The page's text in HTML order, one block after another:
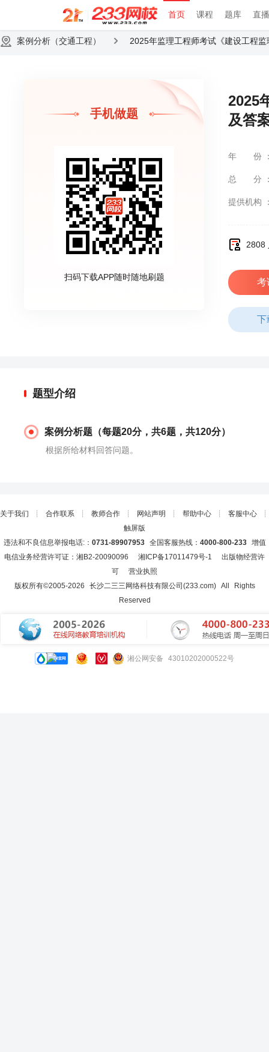
首页 课程 题库 直
案例分析（交通工程） 2025年监理工程师考试《建设工程
手机做题
扫码下载APP随时随地刷题
2025
及答
年份
总分
提供机构
2808
考
下
题型介绍
案例分析题（每题20分，共6题，共120分）
根据所给材料回答问题。
关于我们 ┊ 合作联系 ┊ 教师合作 ┊ 网站声明 ┊ 帮助中心 ┊ 客服中心 ┊
触屏版
违法和不良信息举报电话:： 0731-89907953全国客服热线： 4000-800-233增值
电信业务经营许可证：湘B2-20090096 湘ICP备17011479号-1
出版物经营许
可
营业执照
版权所有©2005-2026 长沙二三三网络科技有限公司(233.com)All Rights
Reserved
湘公网安备 43010202000522号